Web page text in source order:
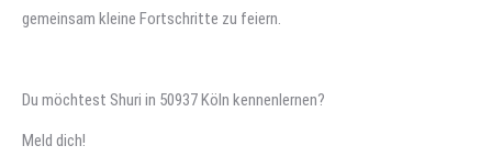
gemeinsam kleine Fortschritte zu feiern.
Du möchtest Shuri in 50937 Köln kennenlernen?
Meld dich!